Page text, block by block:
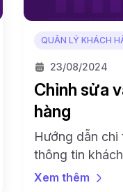
QUẢN LÝ KHÁCH
23/08/2024
Chỉnh sửa
hàng
Hướng dẫn chi
thông tin
xoá thủ công
Xem thêm